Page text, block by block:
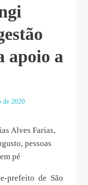
apoio a
de 2020
prefeito de São